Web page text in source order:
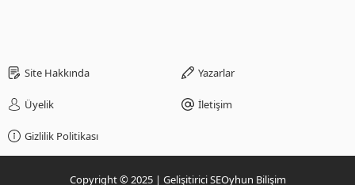
Site Hakkında Yazarlar
Üyelik İletişim
Gizlilik Politikası
Copyright © 2025 | Gelişitirici SEOyhun Bilişim